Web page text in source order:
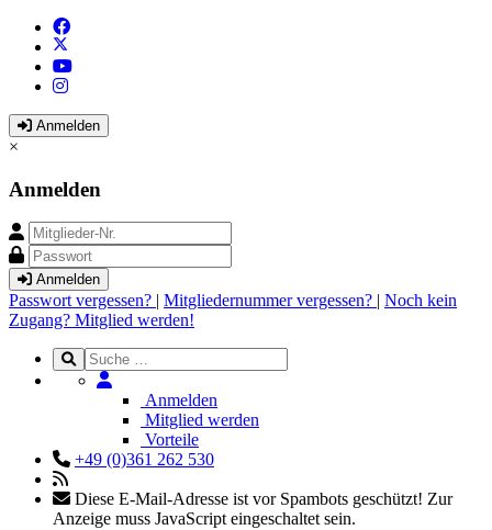
Anmelden
×
Anmelden
Anmelden
Passwort vergessen? | Mitgliedernummer vergessen? | Noch kein
Zugang? Mitglied werden!
Anmelden
Mitglied werden
Vorteile
+49 (0)361 262 530
Diese E-Mail-Adresse ist vor Spambots geschützt! Zur
Anzeige muss JavaScript eingeschaltet sein.